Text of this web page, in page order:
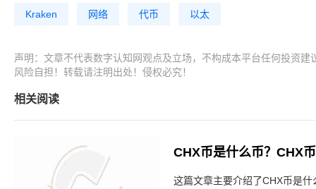
Kraken 网络 代币 以太
声明：文章不代表数字认知网观点及立场，不构成本平台任何投资
风险自担！转载请注明出处！侵权必究！
相关阅读
CHX币是什么币？CHX
这篇文章主要介绍了CHX币是